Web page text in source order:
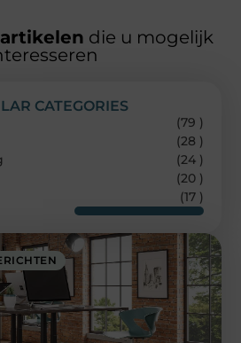
die u mogelijk
CATEGORIES
(79 )
(28 )
(24 )
(20 )
(17 )